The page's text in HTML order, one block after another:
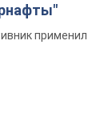
применил